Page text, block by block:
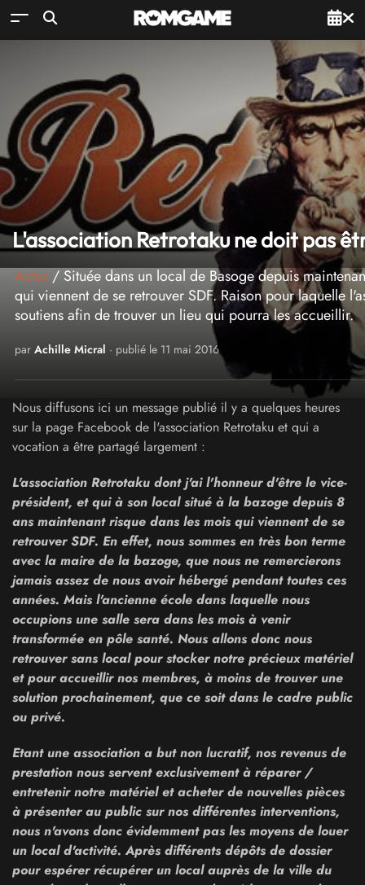
L'association Retrotaku ne doit pas
Actus / Située dans un local de Basoge depuis
qui viennent de se retrouver SDF. Raison pour laquelle
soutiens afin de trouver un lieu qui pourra les accueillir.
par Achille Micral · publié le 11 mai 2016
Nous diffusons ici un message publié il y a quelques heures
sur la page Facebook de l'association Retrotaku et qui a
vocation a être partagé largement :
L'association Retrotaku dont j'ai l'honneur d'être le vice-
président, et qui à son local situé à la bazoge depuis 8
ans maintenant risque dans les mois qui viennent de se
retrouver SDF. En effet, nous sommes en très bon terme
avec la maire de la bazoge, que nous ne remercierons
jamais assez de nous avoir hébergé pendant toutes ces
années. Mais l'ancienne école dans laquelle nous
occupions une salle sera dans les mois à venir
transformée en pôle santé. Nous allons donc nous
retrouver sans local pour stocker notre précieux matériel
et pour accueillir nos membres, à moins de trouver une
solution prochainement, que ce soit dans le cadre public
ou privé.
Etant une association a but non lucratif, nos revenus de
prestation nous servent exclusivement à réparer /
entretenir notre matériel et acheter de nouvelles pièces
à présenter au public sur nos différentes interventions,
nous n'avons donc évidemment pas les moyens de louer
un local d'activité. Après différents dépôts de dossier
pour espérer récupérer un local auprès de la ville du